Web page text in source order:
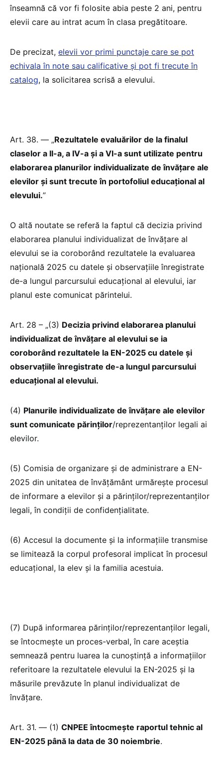
înseamnă că vor fi folosite abia peste 2 ani, pentru
elevii care au intrat acum în clasa pregătitoare.
De precizat, elevii vor primi punctaje care se pot
echivala în note sau calificative și pot fi trecute în
catalog, la solicitarea scrisă a elevului.
Art. 38. — „Rezultatele evaluărilor de la finalul
claselor a II-a, a IV-a și a VI-a sunt utilizate pentru
elaborarea planurilor individualizate de învățare ale
elevilor și sunt trecute în portofoliul educațional al
elevului.”
O altă noutate se referă la faptul că decizia privind
elaborarea planului individualizat de învăţare al
elevului se ia coroborând rezultatele la evaluarea
națională 2025 cu datele şi observaţiile înregistrate
de-a lungul parcursului educaţional al elevului, iar
planul este comunicat părintelui.
Art. 28 – „(3) Decizia privind elaborarea planului
individualizat de învățare al elevului se ia
coroborând rezultatele la EN-2025 cu datele și
observațiile înregistrate de-a lungul parcursului
educațional al elevului.
(4) Planurile individualizate de învățare ale elevilor
sunt comunicate părinților/reprezentanților legali ai
elevilor.
(5) Comisia de organizare și de administrare a EN-
2025 din unitatea de învățământ urmărește procesul
de informare a elevilor și a părinților/reprezentanților
legali, în condiții de confidențialitate.
(6) Accesul la documente și la informațiile transmise
se limitează la corpul profesoral implicat în procesul
educațional, la elev și la familia acestuia.
(7) După informarea părinților/reprezentanților legali,
se întocmește un proces-verbal, în care aceștia
semnează pentru luarea la cunoștință a informațiilor
referitoare la rezultatele elevului la EN-2025 și la
măsurile prevăzute în planul individualizat de
învățare.
Art. 31. — (1) CNPEE întocmește raportul tehnic al
EN-2025 până la data de 30 noiembrie.